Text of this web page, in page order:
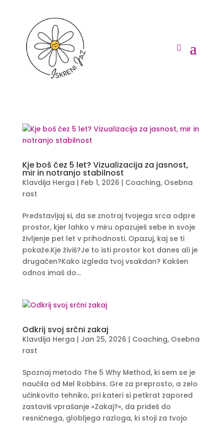
Kje boš čez 5 let? Vizualizacija za jasnost,
mir in notranjo stabilnost
Klavdija Herga | Feb 1, 2026 | Coaching, Osebna
rast
Predstavljaj si, da se znotraj tvojega srca odpre
prostor, kjer lahko v miru opazuješ sebe in svoje
življenje pet let v prihodnosti. Opazuj, kaj se ti
pokaže.Kje živiš?Je to isti prostor kot danes ali je
drugačen?Kako izgleda tvoj vsakdan? Kakšen
odnos imaš do...
Odkrij svoj srčni zakaj
Klavdija Herga | Jan 25, 2026 | Coaching, Osebna
rast
Spoznaj metodo The 5 Why Method, ki sem se je
naučila od Mel Robbins. Gre za preprosto, a zelo
učinkovito tehniko, pri kateri si petkrat zapored
zastaviš vprašanje »Zakaj?«, da prideš do
resničnega, globljega razloga, ki stoji za tvojo